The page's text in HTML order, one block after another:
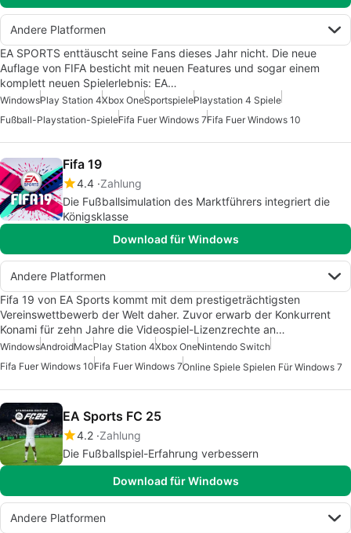
Andere Platformen
EA SPORTS enttäuscht seine Fans dieses Jahr nicht. Die neue
Auflage von FIFA besticht mit neuen Features und sogar einem
komplett neuen Spielerlebnis: EA…
WindowsPlay Station 4Xbox OneSportspielePlaystation 4 Spiele
Fußball-Playstation-SpieleFifa Fuer Windows 7Fifa Fuer Windows 10
Fifa 19
4.4 Zahlung
Die Fußballsimulation des Marktführers integriert die
Königsklasse
Download für Windows
Andere Platformen
Fifa 19 von EA Sports kommt mit dem prestigeträchtigsten
Vereinswettbewerb der Welt daher. Zuvor erwarb der Konkurrent
Konami für zehn Jahre die Videospiel-Lizenzrechte an…
WindowsAndroidMacPlay Station 4Xbox OneNintendo Switch
Fifa Fuer Windows 10Fifa Fuer Windows 7Online Spiele Spielen Für Windows 7
EA Sports FC 25
4.2 Zahlung
Die Fußballspiel-Erfahrung verbessern
Download für Windows
Andere Platformen